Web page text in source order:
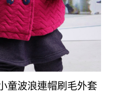
童波浪連帽刷毛外套